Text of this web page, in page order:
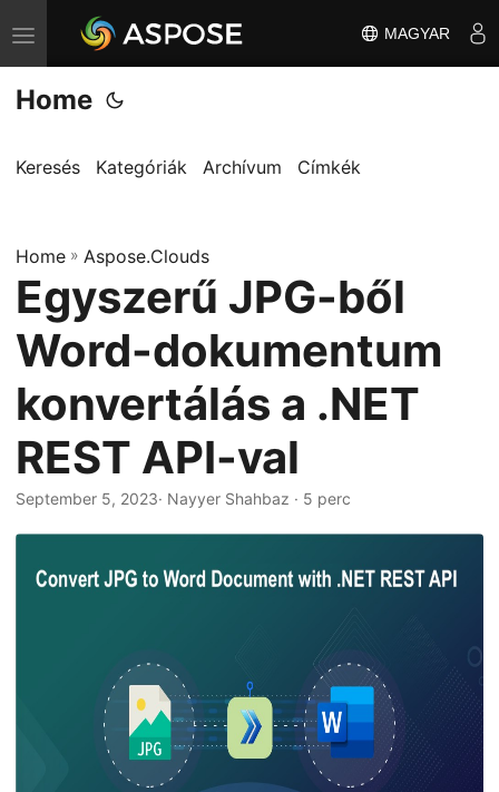
T
o
g
l
a
v
i
g
t
i
o
n
MAGYAR
Home
Keresés Kategóriák Archívum Címkék
Home » Aspose.Clouds
Egyszerű JPG-ből
Word-dokumentum
konvertálás a .NET
REST API-val
September 5, 2023· Nayyer Shahbaz · 5 perc